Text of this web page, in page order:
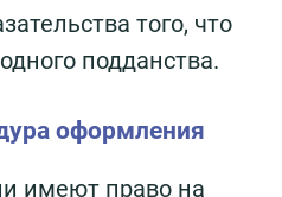
того, что
подданства.
оформления
имеют право на